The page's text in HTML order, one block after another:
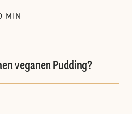
MIN
veganen Pudding?